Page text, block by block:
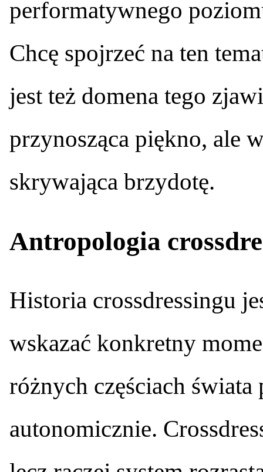
performatywnego
Chcę spojrzeć na ten
jest też domena tego
przynosząca piękno, ale
skrywająca brzydotę.
Antropologia
Historia crossdressingu
wskazać konkretny
różnych częściach
autonomicznie.